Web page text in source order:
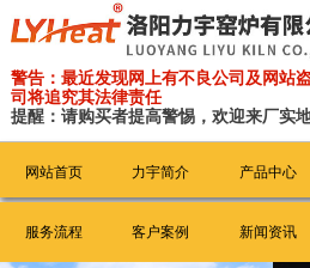
警告：最近发现网上有不良公司及网站
司将追究其法律责任
提醒：请购买者提高警惕，欢迎来厂实
网站首页 力宇简介 产品中心
服务流程 客户案例 新闻资讯